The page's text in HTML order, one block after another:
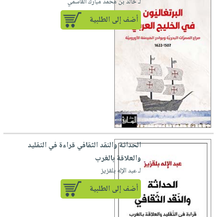
أضف إلى الطلبية
الحداثة والنقد الثقافي قراءة في التقليد
والعلاقة بالغرب
لـ عبد الإله بلقزيز
أضف إلى الطلبية